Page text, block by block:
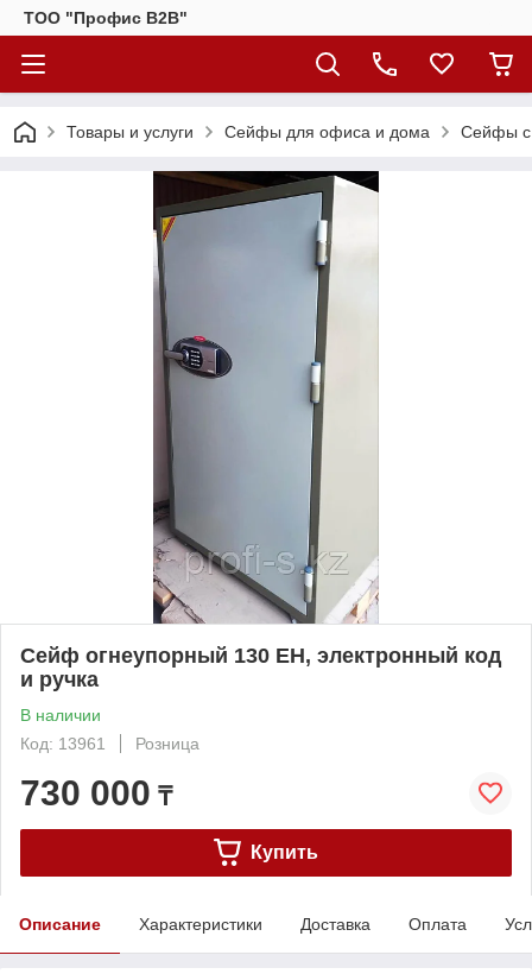
ТОО "Профис В2В"
Товары и услуги Сейфы для офиса и дома Сейфы с
Сейф огнеупорный 130 ЕН, электронный код
и ручка
В наличии
Код: 13961
Розница
730 000 ₸
Купить
Описание Характеристики Доставка Оплата